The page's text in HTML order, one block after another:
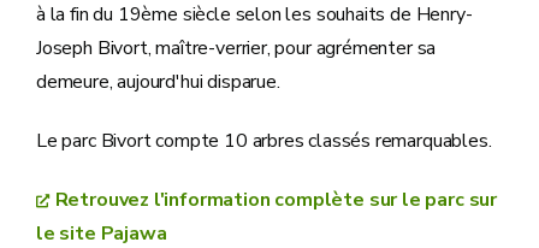
à la fin du 19ème siècle selon les souhaits de Henry-
Joseph Bivort, maître-verrier, pour agrémenter sa
demeure, aujourd'hui disparue.
Le parc Bivort compte 10 arbres classés remarquables.
Retrouvez l'information complète sur le parc sur
le site Pajawa